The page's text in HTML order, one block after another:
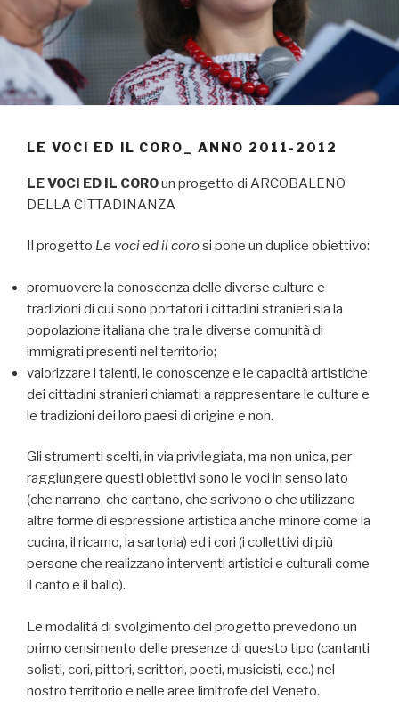
LE VOCI ED IL CORO_ ANNO 2011-2012
LE VOCI ED IL COROun progetto di ARCOBALENO
DELLA CITTADINANZA
Il progetto Le voci ed il corosi pone un duplice obiettivo:
promuovere la conoscenza delle diverse culture e
tradizioni di cui sono portatori i cittadini stranieri sia la
popolazione italiana che tra le diverse comunità di
immigrati presenti nel territorio;
valorizzare i talenti, le conoscenze e le capacità artistiche
dei cittadini stranieri chiamati a rappresentare le culture e
le tradizioni dei loro paesi di origine e non.
Gli strumenti scelti, in via privilegiata, ma non unica, per
raggiungere questi obiettivi sono le voci in senso lato
(che narrano, che cantano, che scrivono o che utilizzano
altre forme di espressione artistica anche minore come la
cucina, il ricamo, la sartoria) ed i cori (i collettivi di più
persone che realizzano interventi artistici e culturali come
il canto e il ballo).
Le modalità di svolgimento del progetto prevedono un
primo censimento delle presenze di questo tipo (cantanti
solisti, cori, pittori, scrittori, poeti, musicisti, ecc.) nel
nostro territorio e nelle aree limitrofe del Veneto.